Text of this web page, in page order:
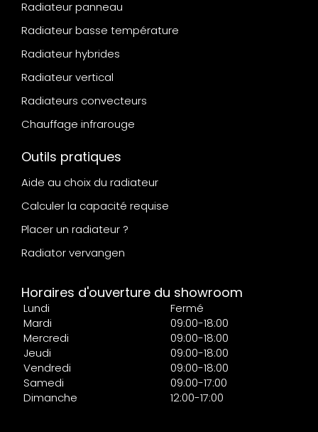
Radiateur panneau
Radiateur basse température
Radiateur hybrides
Radiateur vertical
Radiateurs convecteurs
Chauffage infrarouge
Outils pratiques
Aide au choix du radiateur
Calculer la capacité requise
Placer un radiateur ?
Radiator vervangen
Horaires d'ouverture du showroom
Lundi
Fermé
Mardi
09:00-18:00
Mercredi
09:00-18:00
Jeudi
09:00-18:00
Vendredi
09:00-18:00
Samedi
09:00-17:00
Dimanche
12:00-17:00